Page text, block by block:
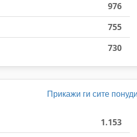
976
755
730
Прикажи ги сите
1.153